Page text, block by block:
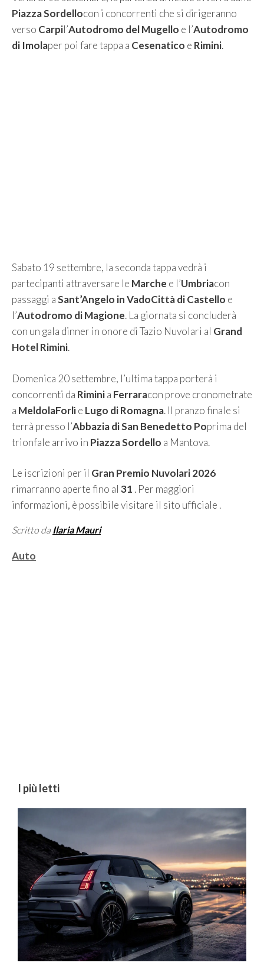
Piazza Sordellocon i concorrenti che si dirigeranno
verso Carpil’Autodromo del Mugello e l’Autodromo
di Imolaper poi fare tappa a Cesenatico e Rimini.
Sabato 19 settembre, la seconda tappa vedrà i
partecipanti attraversare le Marche e l’Umbriacon
passaggi aSant’Angelo in VadoCittà di Castello e
l’Autodromo di Magione. La giornata si concluderà
con un gala dinner in onore di Tazio Nuvolari al Grand
Hotel Rimini.
Domenica 20 settembre, l’ultima tappa porterà i
concorrenti da Riminia Ferraracon prove cronometrate
a MeldolaForlìe Lugo di Romagna. Il pranzo finale si
terrà presso l’Abbazia di San Benedetto Poprima del
trionfale arrivo in Piazza Sordello a Mantova.
Le iscrizioni per il Gran Premio Nuvolari 2026
rimarranno aperte fino al 31 . Per maggiori
informazioni, è possibile visitare il sito ufficiale .
Scritto da Ilaria Mauri
Categorie
Auto
I più letti